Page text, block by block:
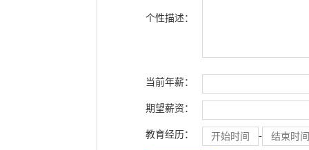
个性描述：
当前年薪：
期望薪资：
教育经历： -